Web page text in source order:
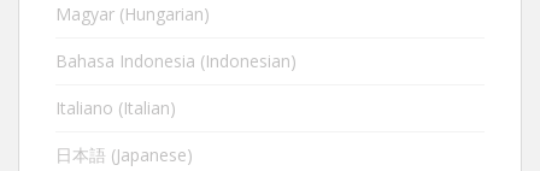
Magyar (Hungarian)
Bahasa Indonesia (Indonesian)
Italiano (Italian)
日本語 (Japanese)